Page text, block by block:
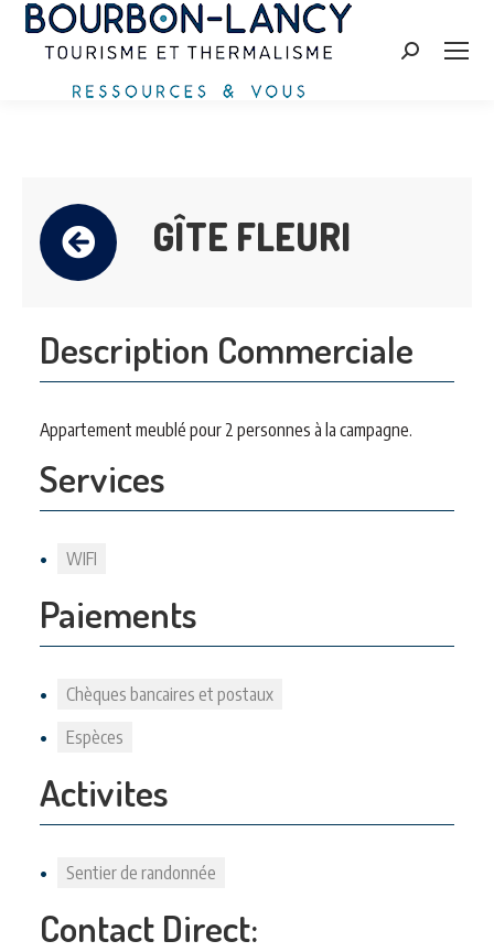
Search:
GÎTE FLEURI
Description Commerciale
Appartement meublé pour 2 personnes à la campagne.
Services
WIFI
Paiements
Chèques bancaires et postaux
Espèces
Activites
Sentier de randonnée
Contact Direct: